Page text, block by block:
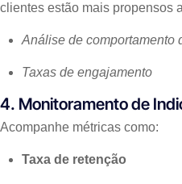
clientes estão mais propensos
Análise de comportamento
Taxas de engajamento
4. Monitoramento de
Acompanhe métricas como:
Taxa de retenção